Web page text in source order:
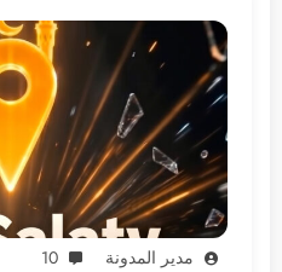
مدير المدونة 10